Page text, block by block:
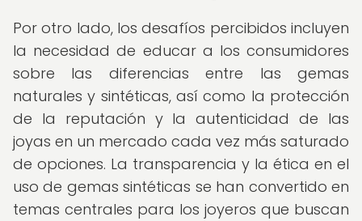
Por otro lado, los desafíos percibidos incluyen
la necesidad de educar a los consumidores
sobre las diferencias entre las gemas
naturales y sintéticas, así como la protección
de la reputación y la autenticidad de las
joyas en un mercado cada vez más saturado
de opciones. La transparencia y la ética en el
uso de gemas sintéticas se han convertido en
temas centrales para los joyeros que buscan